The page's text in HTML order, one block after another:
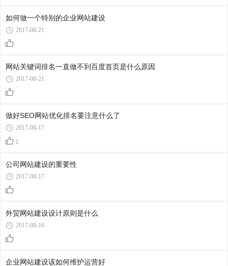
如何做一个特别的企业网站建设
2017-08-21
网站关键词排名一直做不到百度首页是什么原因
2017-08-21
做好SEO网站优化排名要注意什么了
2017-08-17
1
公司网站建设的重要性
2017-08-17
外贸网站建设设计原则是什么
2017-08-16
企业网站建设该如何维护运营好